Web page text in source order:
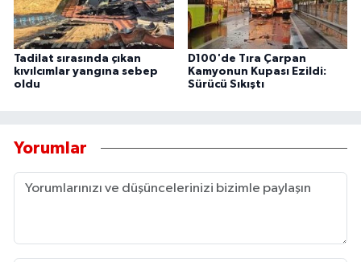
Tadilat sırasında çıkan
kıvılcımlar yangına sebep
oldu
D100'de Tıra Çarpan
Kamyonun Kupası Ezildi:
Sürücü Sıkıştı
Yorumlar